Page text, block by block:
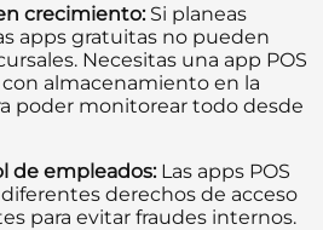
crecimiento:Si planeas
apps gratuitas no pueden
Necesitas una app POS
con almacenamiento en la
poder monitorear todo desde
de empleados:Las apps POS
derechos de acceso
para evitar fraudes internos.